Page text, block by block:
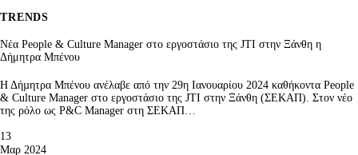
TRENDS
Νέα People & Culture Manager στο εργοστάσιο της JTI στην Ξάνθη η
Δήμητρα Μπένου
Η Δήµητρα Μπένου ανέλαβε από την 29η Ιανουαρίου 2024 καθήκοντα People
& Culture Manager στο εργοστάσιο της JTI στην Ξάνθη (ΣΕΚΑΠ). Στον νέο
της ρόλο ως P&C Manager στη ΣΕΚΑΠ…
13
Μαρ 2024